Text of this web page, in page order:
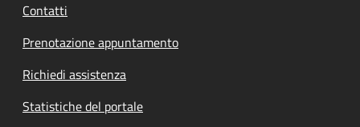
Contatti
Prenotazione appuntamento
Richiedi assistenza
Statistiche del portale